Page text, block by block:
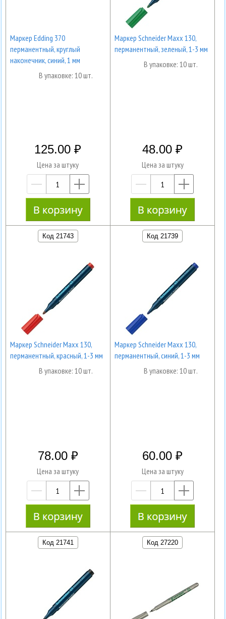
Маркер Edding 370
перманентный, круглый
наконечник, синий, 1 мм
В упаковке: 10 шт.
125.00
Цена за штуку
—
Маркер Schneider Maxx 130,
перманентный, зеленый, 1-3 мм
В упаковке: 10 шт.
48.00
Цена за штуку
—
Код 21743
Маркер Schneider Maxx 130,
перманентный, красный, 1-3 мм
В упаковке: 10 шт.
78.00
Цена за штуку
—
Код 21739
Маркер Schneider Maxx 130,
перманентный, синий, 1-3 мм
В упаковке: 10 шт.
60.00
Цена за штуку
—
Код 21741 Код 27220